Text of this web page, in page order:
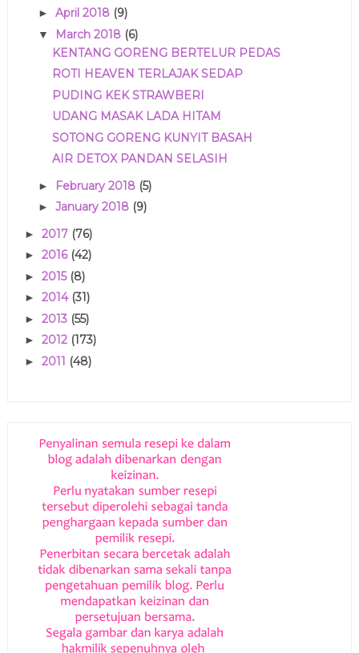
► April 2018 (9)
▼ March 2018 (6)
KENTANG GORENG BERTELUR PEDAS
ROTI HEAVEN TERLAJAK SEDAP
PUDING KEK STRAWBERI
UDANG MASAK LADA HITAM
SOTONG GORENG KUNYIT BASAH
AIR DETOX PANDAN SELASIH
► February 2018 (5)
► January 2018 (9)
► 2017 (76)
► 2016 (42)
► 2015 (8)
► 2014 (31)
► 2013 (55)
► 2012 (173)
► 2011 (48)